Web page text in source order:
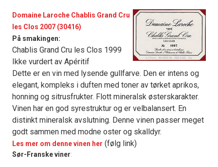
Domaine Laroche Chablis Grand Cru
les Clos 2007 (30416)
På smakingen:
Chablis Grand Cru les Clos 1999
Ikke vurdert av Apéritif
Dette er en vin med lysende gullfarve. Den er intens og
elegant, kompleks i duften med toner av tørket aprikos,
honning og sitrusfrukter. Flott mineralsk østerskarakter.
Vinen har en god syrestruktur og er velbalansert. En
distinkt mineralsk avslutning. Denne vinen passer meget
godt sammen med modne oster og skalldyr.
Les mer om denne vinen her (følg link)
Sør-Franske viner: